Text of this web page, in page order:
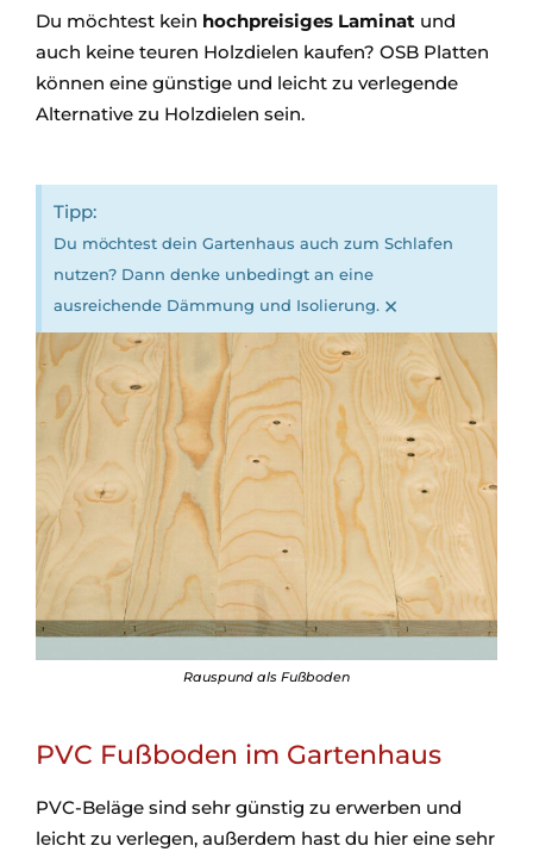
Du möchtest kein hochpreisiges Laminat und
auch keine teuren Holzdielen kaufen? OSB Platten
können eine günstige und leicht zu verlegende
Alternative zu Holzdielen sein.
Tipp:
Du möchtest dein Gartenhaus auch zum Schlafen
nutzen? Dann denke unbedingt an eine
ausreichende Dämmung und Isolierung. ×
Rauspund als Fußboden
PVC Fußboden im Gartenhaus
PVC-Beläge sind sehr günstig zu erwerben und
leicht zu verlegen, außerdem hast du hier eine sehr